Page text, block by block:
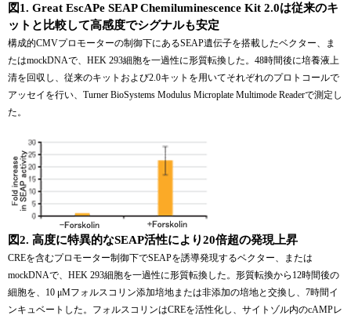
図1. Great EscAPe SEAP Chemiluminescence Kit 2.0は従来のキ
ットと比較して高感度でシグナルも安定
構成的CMVプロモーターの制御下にあるSEAP遺伝子を搭載したベクター、ま
たはmockDNAで、HEK 293細胞を一過性に形質転換した。48時間後に培養液上
清を回収し、従来のキットおよび2.0キットを用いてそれぞれのプロトコールで
アッセイを行い、Turner BioSystems Modulus Microplate Multimode Readerで測定し
た。
図2. 高度に特異的なSEAP活性により20倍超の発現上昇
CREを含むプロモーター制御下でSEAPを誘導発現するベクター、または
mockDNAで、HEK 293細胞を一過性に形質転換した。形質転換から12時間後の
細胞を、10 μMフォルスコリン添加培地または非添加の培地と交換し、7時間イ
ンキュベートした。フォルスコリンはCREを活性化し、サイトゾル内のcAMPレ